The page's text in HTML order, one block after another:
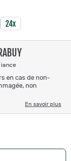
en cas de non-
non
En savoir plus